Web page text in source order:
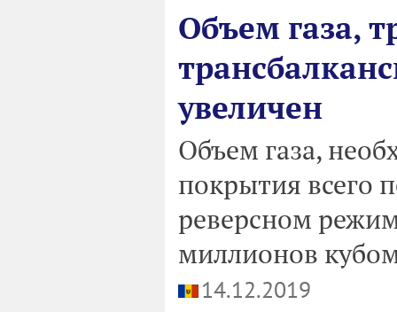
Объем газа,
увеличен
Объем газа,
покрытия всего
реверсном
миллионов
14.12.2019